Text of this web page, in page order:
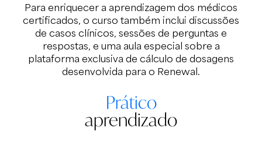
Para enriquecer a aprendizagem dos médicos
certificados, o curso também inclui discussões
de casos clínicos, sessões de perguntas e
respostas, e uma aula especial sobre a
plataforma exclusiva de cálculo de dosagens
desenvolvida para o Renewal.
Prático
aprendizado